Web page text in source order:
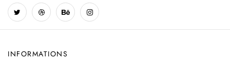
INFORMATIONS